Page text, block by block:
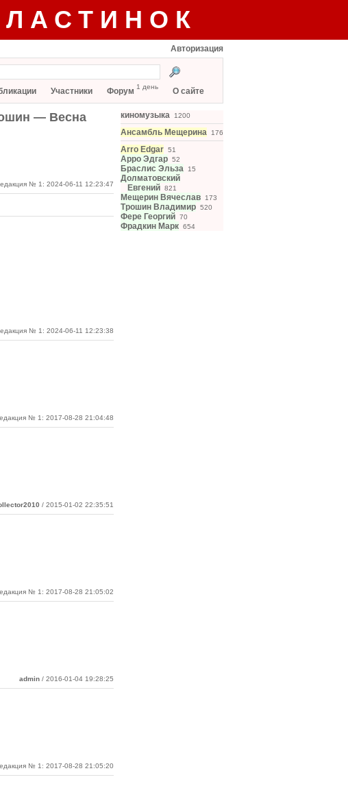
Авторизация
Участники Форум 1 день О сайте
— Весна
№ 1: 2024-06-11 12:23:47
№ 1: 2024-06-11 12:23:38
№ 1: 2017-08-28 21:04:48
/ 2015-01-02 22:35:51
№ 1: 2017-08-28 21:05:02
admin / 2016-01-04 19:28:25
№ 1: 2017-08-28 21:05:20
киномузыка 1200
Ансамбль Мещерина 176
Arro Edgar 51
Арро Эдгар 52
Браслис Эльза 15
Долматовский
Евгений 821
Мещерин Вячеслав 173
Трошин Владимир 520
Фере Георгий 70
Фрадкин Марк 654